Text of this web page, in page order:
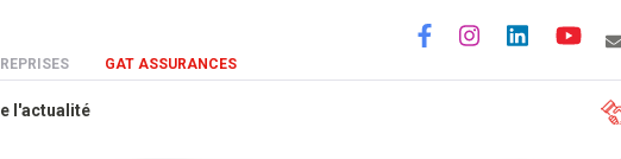
GAT ASSURANCES
Social menu
l'actualité